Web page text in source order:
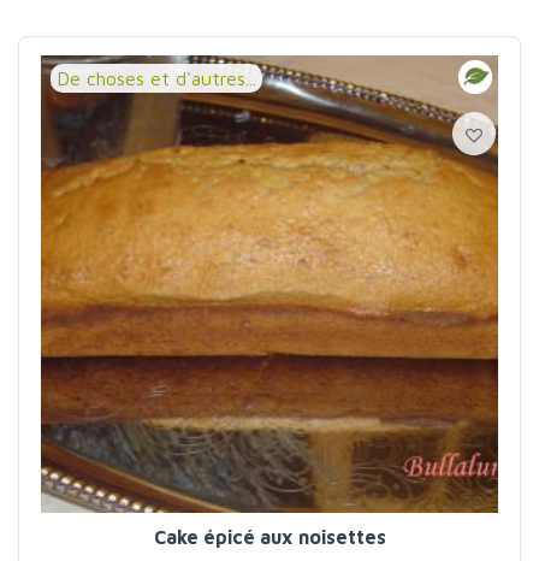
De choses et d'autres...
Cake épicé aux noisettes